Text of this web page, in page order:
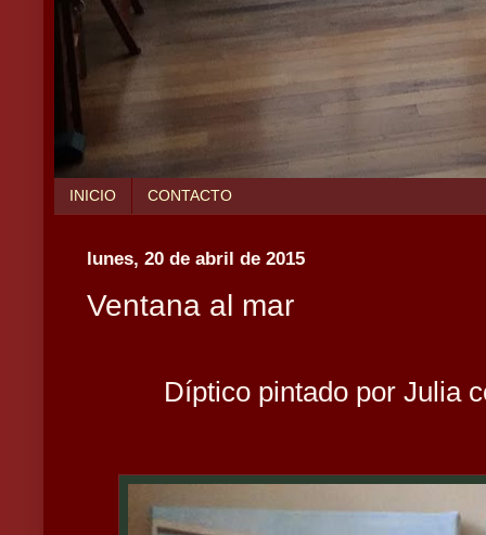
INICIO CONTACTO
lunes, 20 de abril de 2015
Ventana al mar
Díptico pintado por Julia